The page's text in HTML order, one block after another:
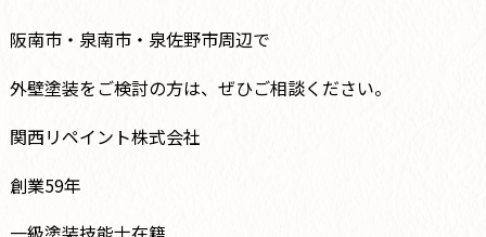
阪南市・泉南市・泉佐野市周辺で
外壁塗装をご検討の方は、ぜひご相談ください。
関西リペイント株式会社
創業59年